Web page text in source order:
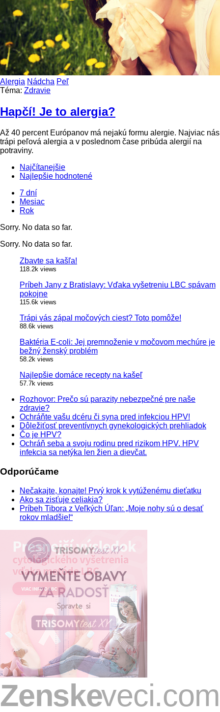
Alergia Nádcha Peľ
Téma: Zdravie
Hapčí! Je to alergia?
Až 40 percent Európanov má nejakú formu alergie. Najviac nás
trápi peľová alergia a v poslednom čase pribúda alergií na
potraviny.
Najčítanejšie
Najlepšie hodnotené
7 dní
Mesiac
Rok
Sorry. No data so far.
Sorry. No data so far.
Zbavte sa kašľa!
118.2k views
Príbeh Jany z Bratislavy: Vďaka vyšetreniu LBC spávam
pokojne
115.6k views
Trápi vás zápal močových ciest? Toto pomôže!
88.6k views
Baktéria E-coli: Jej premnoženie v močovom mechúre je
bežný ženský problém
58.2k views
Najlepšie domáce recepty na kašeľ
57.7k views
Rozhovor: Prečo sú parazity nebezpečné pre naše
zdravie?
Ochráňte vašu dcéru či syna pred infekciou HPV!
Dôležiťosť preventívnych gynekologických prehliadok
Čo je HPV?
Ochráň seba a svoju rodinu pred rizikom HPV. HPV
infekcia sa netýka len žien a dievčat.
Odporúčame
Nečakajte, konajte! Prvý krok k vytúženému dieťatku
Ako sa zisťuje celiakia?
Príbeh Tibora z Veľkých Úľan: „Moje nohy sú o desať
rokov mladšie!“